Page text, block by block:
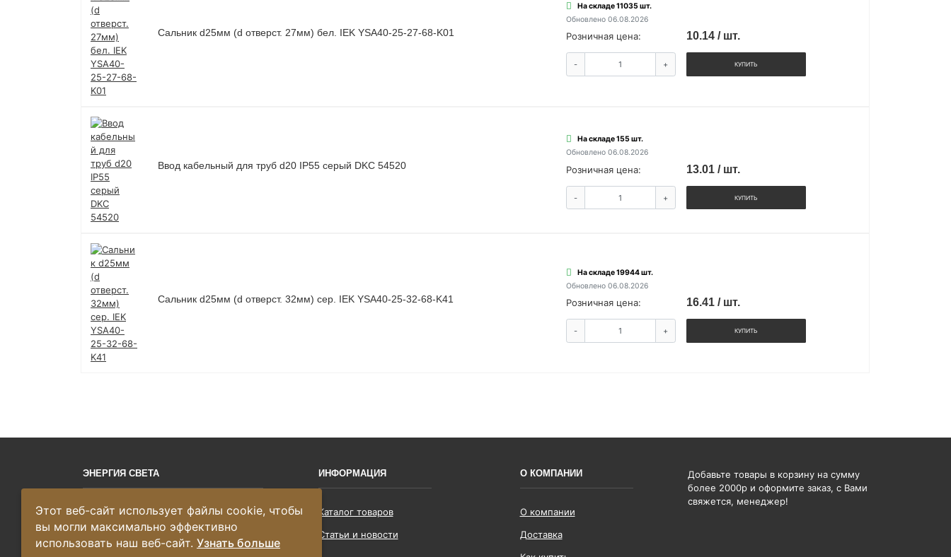
Сальник d25мм (d отверст. 27мм) бел. IEK YSA40-25-27-68-K01
На складе 11035 шт.
Обновлено 06.08.2026
Розничная цена: 10.14 / шт.
- + КУПИТЬ
Ввод кабельный для труб d20 IP55 серый DKC 54520
На складе 155 шт.
Обновлено 06.08.2026
Розничная цена: 13.01 / шт.
- + КУПИТЬ
Сальник d25мм (d отверст. 32мм) сер. IEK YSA40-25-32-68-K41
На складе 19944 шт.
Обновлено 06.08.2026
Розничная цена: 16.41 / шт.
- + КУПИТЬ
ЭНЕРГИЯ СВЕТА
© 2019–2026 «ЭНЕРГИЯ СВЕТА» -
профессиональный интернет-магазин
оптовой и розничной торговли
ИНФОРМАЦИЯ
Каталог товаров
Статьи и новости
О КОМПАНИИ
О компании
Доставка
Добавьте товары в корзину на сумму
более 2000р и оформите заказ, с Вами
свяжется, менеджер!
Этот веб-сайт использует файлы cookie, чтобы
вы могли максимально эффективно
использовать наш веб-сайт. Узнать больше